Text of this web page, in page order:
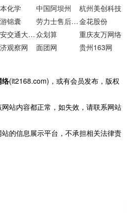
化学 中国阿坝州
杭州美创科技
锦囊 劳力士售后服务中心金花股份
西安交通大学附属中学众划算
重庆友万网络
观察网 面团网 贵州163网
络(it2168.com)，或有会员发布，版权
站内容都正常，如失效，请联系网站
的信息展示平台，不承担相关法律责